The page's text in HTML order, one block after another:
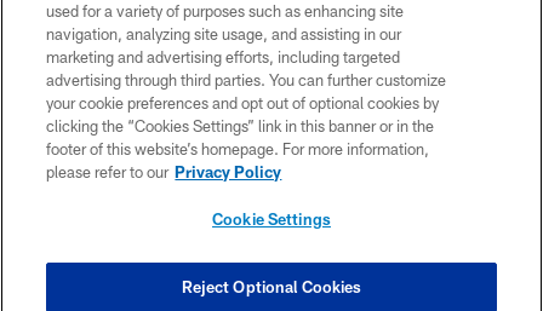
PRIVACY POLICY
TERMS OF USE
ACCESSIBILITY
CONTACT US
SITE MAP
COOKIE SETTINGS
used for a variety of purposes such as enhancing site
navigation, analyzing site usage, and assisting in our
marketing and advertising efforts, including targeted
advertising through third parties. You can further customize
your cookie preferences and opt out of optional cookies by
clicking the “Cookies Settings” link in this banner or in the
footer of this website’s homepage. For more information,
please refer to our Privacy Policy
Cookie Settings
Reject Optional Cookies